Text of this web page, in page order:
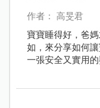
作者： 高旻君
寶寶睡得好，爸
如，來分享如何
一張安全又實用